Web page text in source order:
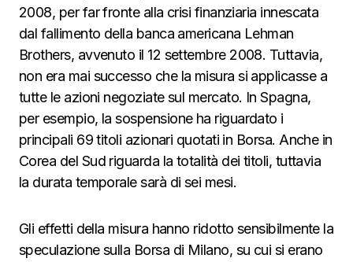
2008, per far fronte alla crisi finanziaria innescata
dal fallimento della banca americana Lehman
Brothers, avvenuto il 12 settembre 2008. Tuttavia,
non era mai successo che la misura si applicasse a
tutte le azioni negoziate sul mercato. In Spagna,
per esempio, la sospensione ha riguardato i
principali 69 titoli azionari quotati in Borsa. Anche in
Corea del Sud riguarda la totalità dei titoli, tuttavia
la durata temporale sarà di sei mesi.
Gli effetti della misura hanno ridotto sensibilmente la
speculazione sulla Borsa di Milano, su cui si erano